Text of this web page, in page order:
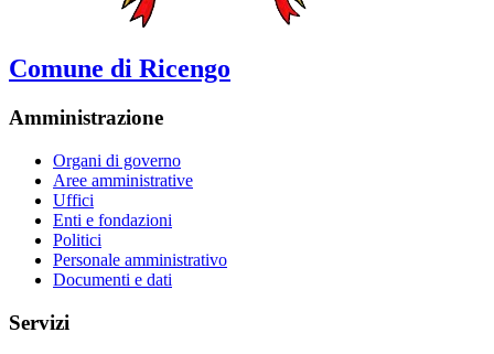
Comune di Ricengo
Amministrazione
Organi di governo
Aree amministrative
Uffici
Enti e fondazioni
Politici
Personale amministrativo
Documenti e dati
Servizi